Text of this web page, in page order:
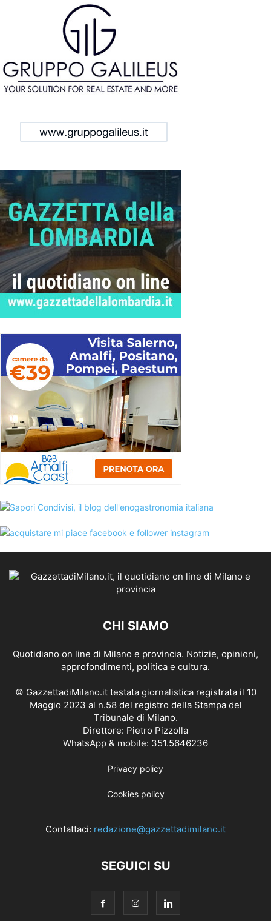
CHI SIAMO
Quotidiano on line di Milano e provincia. Notizie, opinioni,
approfondimenti, politica e cultura.
© GazzettadiMilano.it testata giornalistica registrata il 10
Maggio 2023 al n.58 del registro della Stampa del
Tribunale di Milano.
Direttore: Pietro Pizzolla
WhatsApp & mobile: 351.5646236
Privacy policy
Cookies policy
Contattaci: redazione@gazzettadimilano.it
SEGUICI SU